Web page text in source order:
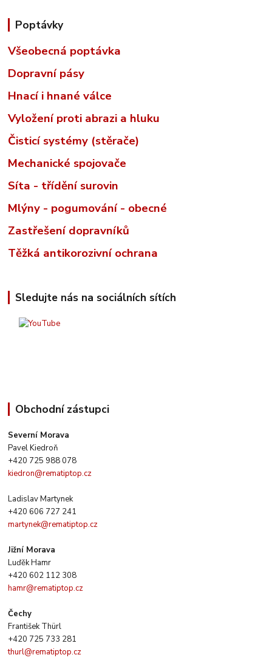
Poptávky
Všeobecná poptávka
Dopravní pásy
Hnací i hnané válce
Vyložení proti abrazi a hluku
Čisticí systémy (stěrače)
Mechanické spojovače
Síta - třídění surovin
Mlýny - pogumování - obecné
Zastřešení dopravníků
Těžká antikorozivní ochrana
Sledujte nás na sociálních sítích
Obchodní zástupci
Severní Morava
Pavel Kiedroň
+420 725 988 078
kiedron@rematiptop.cz
Ladislav Martynek
+420 606 727 241
martynek@rematiptop.cz
Jižní Morava
Luďěk Hamr
+420 602 112 308
hamr@rematiptop.cz
Čechy
František Thürl
+420 725 733 281
thurl@rematiptop.cz